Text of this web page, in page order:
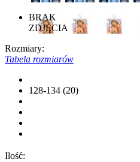
BRAK
ZDJĘCIA
Rozmiary:
Tabela rozmiarów
128-134 (20)
Ilość: